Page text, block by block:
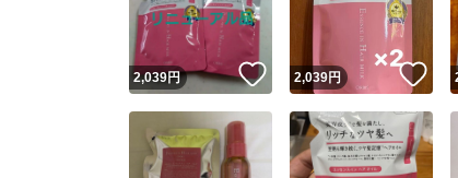
安心
2,039円 いいね！
2,039円 い